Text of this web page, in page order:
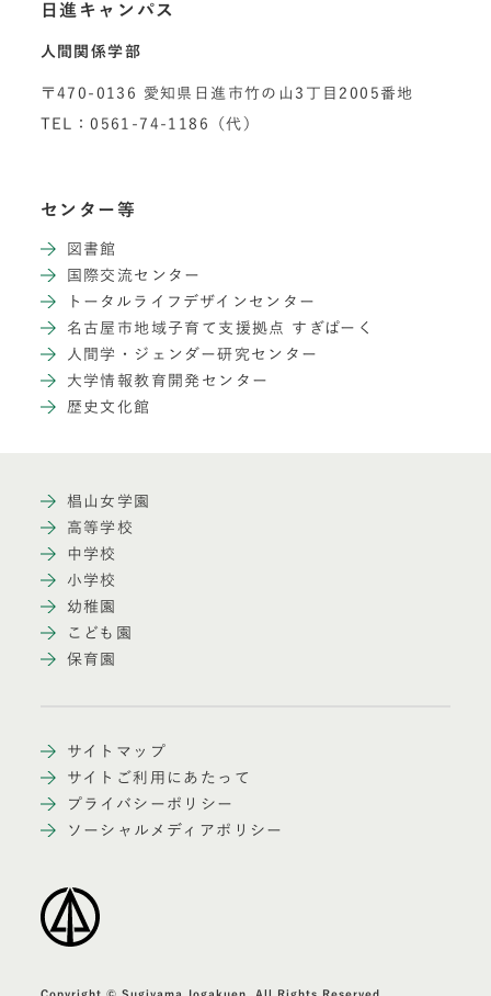
日進キャンパス
人間関係学部
〒470-0136 愛知県日進市竹の山3丁目2005番地
TEL：0561-74-1186（代）
センター等
図書館
国際交流センター
トータルライフデザインセンター
名古屋市地域子育て支援拠点 すぎぱーく
人間学・ジェンダー研究センター
大学情報教育開発センター
歴史文化館
椙山女学園
高等学校
中学校
小学校
幼稚園
こども園
保育園
サイトマップ
サイトご利用にあたって
プライバシーポリシー
ソーシャルメディアポリシー